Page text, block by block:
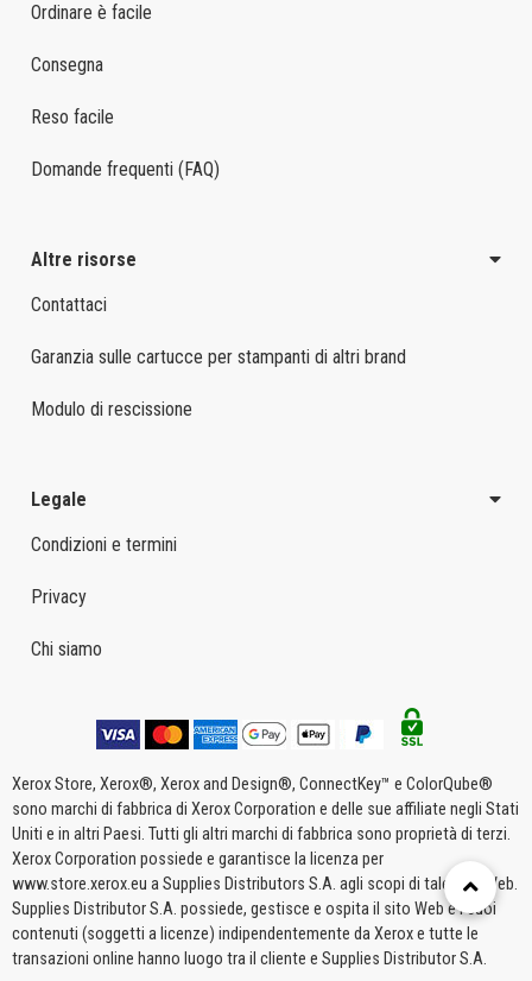
Ordinare è facile
Consegna
Reso facile
Domande frequenti (FAQ)
Altre risorse
Contattaci
Garanzia sulle cartucce per stampanti di altri brand
Modulo di rescissione
Legale
Condizioni e termini
Privacy
Chi siamo
Xerox Store, Xerox®, Xerox and Design®, ConnectKey™ e ColorQube®
sono marchi di fabbrica di Xerox Corporation e delle sue affiliate negli Stati
Uniti e in altri Paesi. Tutti gli altri marchi di fabbrica sono proprietà di terzi.
Xerox Corporation possiede e garantisce la licenza per
www.store.xerox.eu a Supplies Distributors S.A. agli scopi di tale sito Web.
Supplies Distributor S.A. possiede, gestisce e ospita il sito Web e i suoi
contenuti (soggetti a licenze) indipendentemente da Xerox e tutte le
transazioni online hanno luogo tra il cliente e Supplies Distributor S.A.